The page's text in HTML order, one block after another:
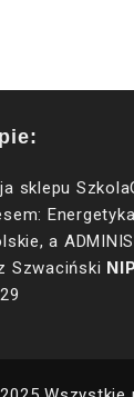
sklepu
a
Szwaciński